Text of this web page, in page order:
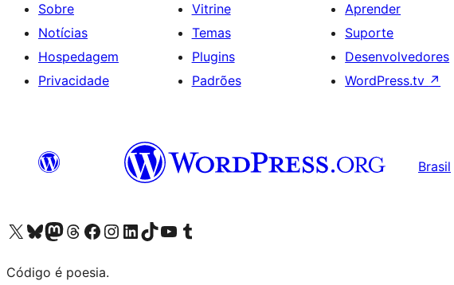
Sobre
Notícias
Hospedagem
Privacidade
Vitrine
Temas
Plugins
Padrões
Aprender
Suporte
Desenvolvedores
WordPress.tv ↗
Brasil
Acessar nossa conta do X (antigo Twitter)
Acessar nossa conta do Bluesky
Acessar nossa conta do Mastodon
Acessar nossa conta do Threads
Acessar nossa página do Facebook
Acessar nossa conta do Instagram
Acessar nossa conta do LinkedIn
Acessar nossa conta do TikTok
Acessar nosso canal do YouTube
Acessar nossa conta no Tumblr
Código é poesia.